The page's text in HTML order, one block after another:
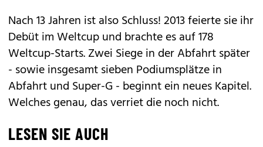
Nach 13 Jahren ist also Schluss! 2013 feierte sie ihr
Debüt im Weltcup und brachte es auf 178
Weltcup-Starts. Zwei Siege in der Abfahrt später
- sowie insgesamt sieben Podiumsplätze in
Abfahrt und Super-G - beginnt ein neues Kapitel.
Welches genau, das verriet die noch nicht.
LESEN SIE AUCH